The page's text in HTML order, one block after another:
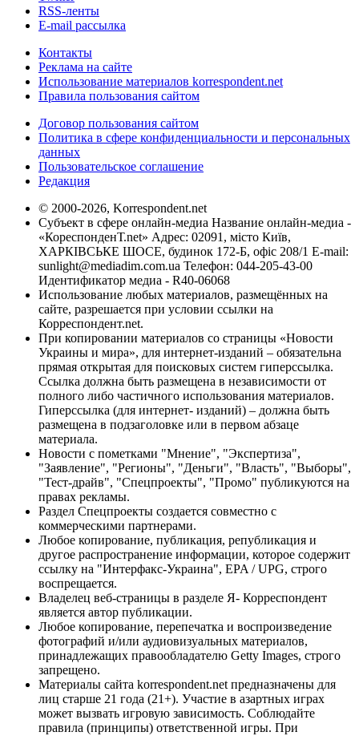
RSS-ленты
E-mail рассылка
Контакты
Реклама на сайте
Использование материалов korrespondent.net
Правила пользования сайтом
Договор пользования сайтом
Политика в сфере конфиденциальности и персональных
данных
Пользовательское соглашение
Редакция
© 2000-2026, Korrespondent.net
Субъект в сфере онлайн-медиа Название онлайн-медиа -
«КореспонденТ.net» Адрес: 02091, місто Київ,
ХАРКІВСЬКЕ ШОСЕ, будинок 172-Б, офіс 208/1 E-mail:
sunlight@mediadim.com.ua Телефон: 044-205-43-00
Идентификатор медиа - R40-06068
Использование любых материалов, размещённых на
сайте, разрешается при условии ссылки на
Корреспондент.net.
При копировании материалов со страницы «Новости
Украины и мира», для интернет-изданий – обязательна
прямая открытая для поисковых систем гиперссылка.
Ссылка должна быть размещена в независимости от
полного либо частичного использования материалов.
Гиперссылка (для интернет- изданий) – должна быть
размещена в подзаголовке или в первом абзаце
материала.
Новости с пометками "Мнение", "Экспертиза",
"Заявление", "Регионы", "Деньги", "Власть", "Выборы",
"Тест-драйв", "Спецпроекты", "Промо" публикуются на
правах рекламы.
Раздел Спецпроекты создается совместно с
коммерческими партнерами.
Любое копирование, публикация, републикация и
другое распространение информации, которое содержит
ссылку на "Интерфакс-Украина", EPA / UPG, строго
воспрещается.
Владелец веб-страницы в разделе Я- Корреспондент
является автор публикации.
Любое копирование, перепечатка и воспроизведение
фотографий и/или аудиовизуальных материалов,
принадлежащих правообладателю Getty Images, строго
запрещено.
Материалы сайта korrespondent.net предназначены для
лиц старше 21 года (21+). Участие в азартных играх
может вызвать игровую зависимость. Соблюдайте
правила (принципы) ответственной игры. При